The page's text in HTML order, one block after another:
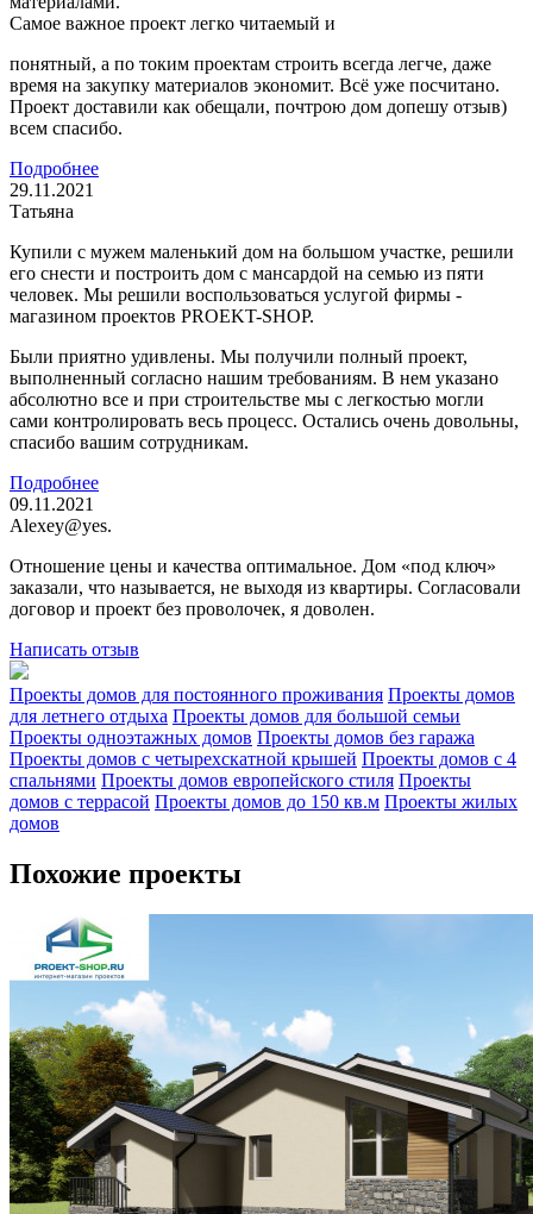
Самое важное проект легко читаемый и
понятный, а по токим проектам строить всегда легче, даже
время на закупку материалов экономит. Всё уже посчитано.
Проект доставили как обещали, почтрою дом допешу отзыв)
всем спасибо.
Подробнее
29.11.2021
Татьяна
Купили с мужем маленький дом на большом участке, решили
его снести и построить дом с мансардой на семью из пяти
человек. Мы решили воспользоваться услугой фирмы -
магазином проектов PROEKT-SHOP.
Были приятно удивлены. Мы получили полный проект,
выполненный согласно нашим требованиям. В нем указано
абсолютно все и при строительстве мы с легкостью могли
сами контролировать весь процесс. Остались очень довольны,
спасибо вашим сотрудникам.
Подробнее
09.11.2021
Alexey@yes.
Отношение цены и качества оптимальное. Дом «под ключ»
заказали, что называется, не выходя из квартиры. Согласовали
договор и проект без проволочек, я доволен.
Написать отзыв
Проекты домов для постоянного проживания Проекты домов
для летнего отдыха Проекты домов для большой семьи
Проекты одноэтажных домов Проекты домов без гаража
Проекты домов с четырехскатной крышей Проекты домов с 4
спальнями Проекты домов европейского стиля Проекты
домов с террасой Проекты домов до 150 кв.м Проекты жилых
домов
Похожие проекты